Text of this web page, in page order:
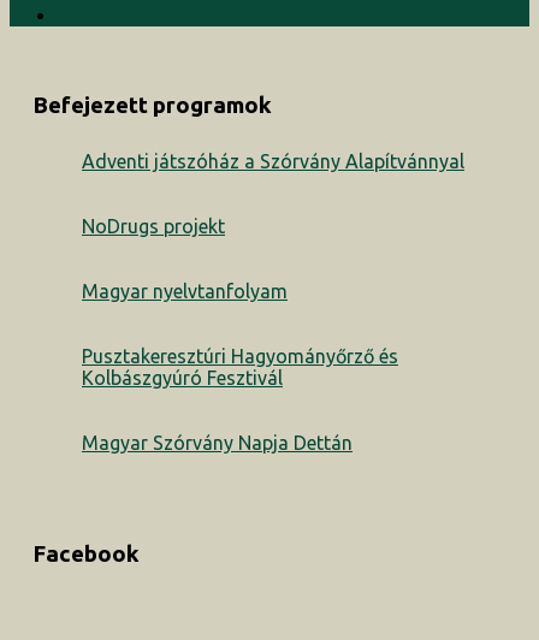
Befejezett programok
Adventi játszóház a Szórvány Alapítvánnyal
NoDrugs projekt
Magyar nyelvtanfolyam
Pusztakeresztúri Hagyományőrző és
Kolbászgyúró Fesztivál
Magyar Szórvány Napja Dettán
Facebook